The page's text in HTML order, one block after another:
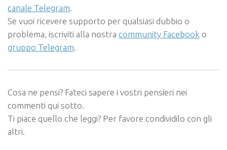
canale Telegram
Se vuoi ricevere supporto per qualsiasi dubbio o
problema, iscriviti alla nostra community Facebook o
gruppo Telegram
Cosa ne pensi? Fateci sapere i vostri pensieri nei
commenti qui sotto.
Ti piace quello che leggi? Per favore condividilo con gli
altri.